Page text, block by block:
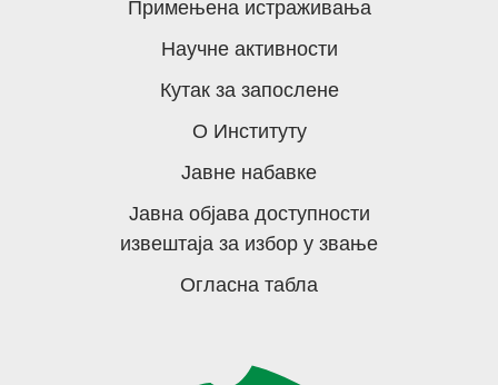
Примењена истраживања
Научне активности
Кутак за запослене
О Институту
Јавне набавке
Јавна објава доступности
извештаја за избор у звање
Огласна табла